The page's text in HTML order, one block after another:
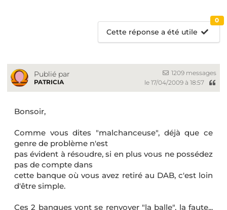
Cette réponse a été utile
0
Publié par
PATRICIA
1209 messages
le 17/04/2009 à 18:57
Bonsoir,
Comme vous dites "malchanceuse", déjà que ce
genre de problème n'est
pas évident à résoudre, si en plus vous ne possédez
pas de compte dans
cette banque où vous avez retiré au DAB, c'est loin
d'être simple.
Ces 2 banques vont se renvoyer "la balle", la faute...